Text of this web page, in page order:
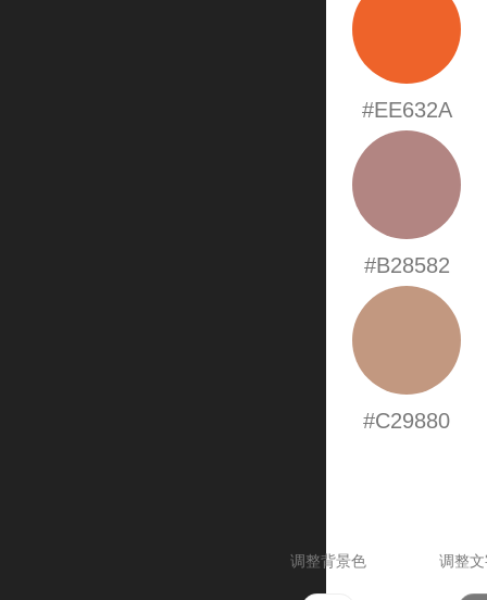
#EE632A
#B28582
#C29880
调整背景色 调整